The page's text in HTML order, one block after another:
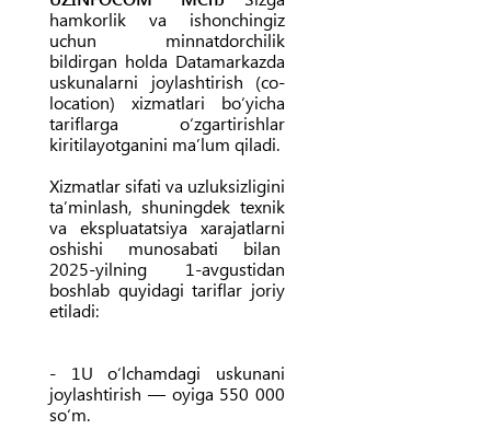
hamkorlik va ishonchingiz
uchun minnatdorchilik
bildirgan holda Datamarkazda
uskunalarni joylashtirish (co-
location) xizmatlari bo‘yicha
tariflarga o‘zgartirishlar
kiritilayotganini ma’lum qiladi.
Xizmatlar sifati va uzluksizligini
ta’minlash, shuningdek texnik
va ekspluatatsiya xarajatlarni
oshishi munosabati bilan
2025-yilning 1-avgustidan
boshlab quyidagi tariflar joriy
etiladi:
- 1U o‘lchamdagi uskunani
joylashtirish — oyiga 550 000
so‘m.